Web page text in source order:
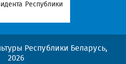
Республики
Республики Беларусь,
2026